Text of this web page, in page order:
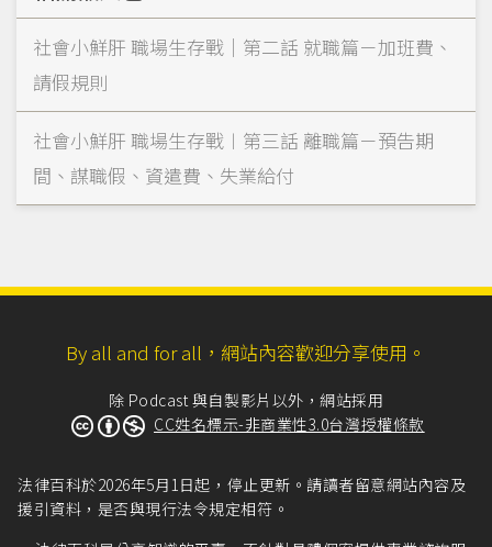
社會小鮮肝 職場生存戰｜第二話 就職篇－加班費、
請假規則
社會小鮮肝 職場生存戰︱第三話 離職篇－預告期
間、謀職假、資遣費、失業給付
By all and for all，網站內容歡迎分享使用。
除 Podcast 與自製影片以外，網站採用
CC姓名標示-非商業性3.0台灣授權條款
法律百科於2026年5月1日起，停止更新。請讀者留意網站內容及
援引資料，是否與現行法令規定相符。